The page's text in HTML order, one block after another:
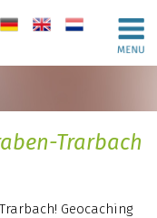
de en nl
Trarbach
Geocaching